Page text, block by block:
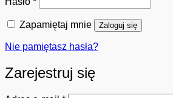
Zapamiętaj mnie Zaloguj się
Nie pamiętasz hasła?
Zarejestruj się